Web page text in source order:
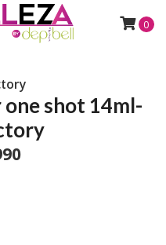
0
shot 14ml-